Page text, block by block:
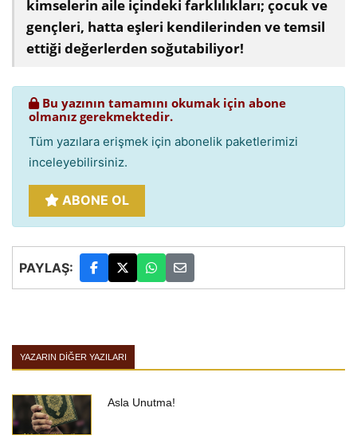
kimselerin aile içindeki farklılıkları; çocuk ve
gençleri, hatta eşleri kendilerinden ve temsil
ettiği değerlerden soğutabiliyor!
Bu yazının tamamını okumak için abone
olmanız gerekmektedir.
Tüm yazılara erişmek için abonelik paketlerimizi
inceleyebilirsiniz.
ABONE OL
PAYLAŞ:
YAZARIN DIĞER YAZILARI
Asla Unutma!